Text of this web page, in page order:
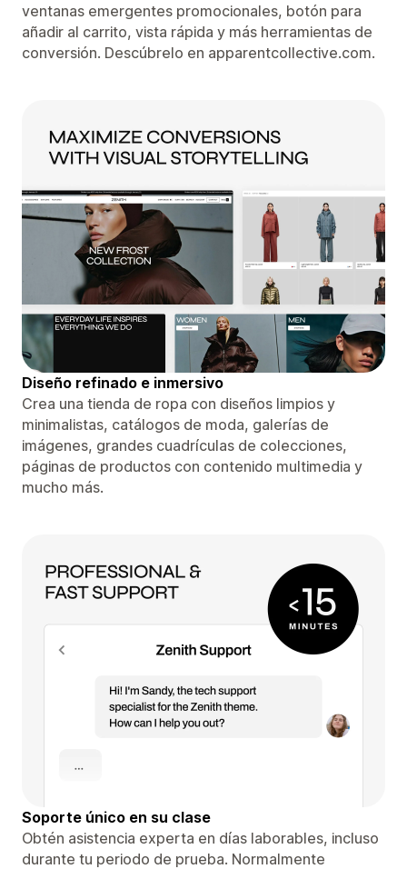
ventanas emergentes promocionales, botón para
añadir al carrito, vista rápida y más herramientas de
conversión. Descúbrelo en apparentcollective.com.
Diseño refinado e inmersivo
Crea una tienda de ropa con diseños limpios y
minimalistas, catálogos de moda, galerías de
imágenes, grandes cuadrículas de colecciones,
páginas de productos con contenido multimedia y
mucho más.
Soporte único en su clase
Obtén asistencia experta en días laborables, incluso
durante tu periodo de prueba. Normalmente